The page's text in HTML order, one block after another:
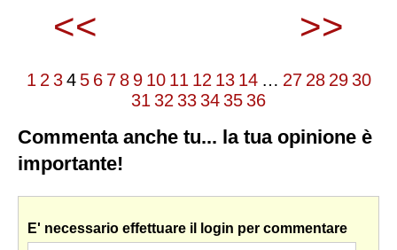
<< >>
1 2 3 4 5 6 7 8 9 10 11 12 13 14 … 27 28 29 30
31 32 33 34 35 36
Commenta anche tu... la tua opinione è
importante!
E' necessario effettuare il login per commentare